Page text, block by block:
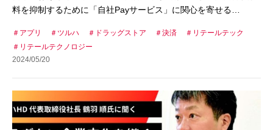
料を抑制するために「自社Payサービス」に関心を寄せる…
アプリ ツルハ ドラッグストア 決済
リテールテック
リテールテクノロジー
2024/05/20